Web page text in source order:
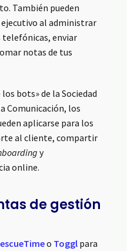
También pueden
al administrar
enviar
notas de tus
bots» de la Sociedad
Comunicación, los
aplicarse para los
al cliente, compartir
y
online.
de gestión
o Toggl para